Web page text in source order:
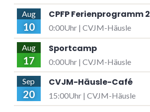
Aug
10
CPFP Ferienprogramm 2
0:00Uhr | CVJM-Häusle
Aug
17
Sportcamp
0:00Uhr | CVJM-Häusle
Sep
20
CVJM-Häusle-Café
15:00Uhr | CVJM-Häusle